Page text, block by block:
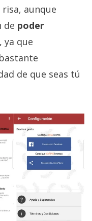
aunque
de poder
, ya que
de que seas tú